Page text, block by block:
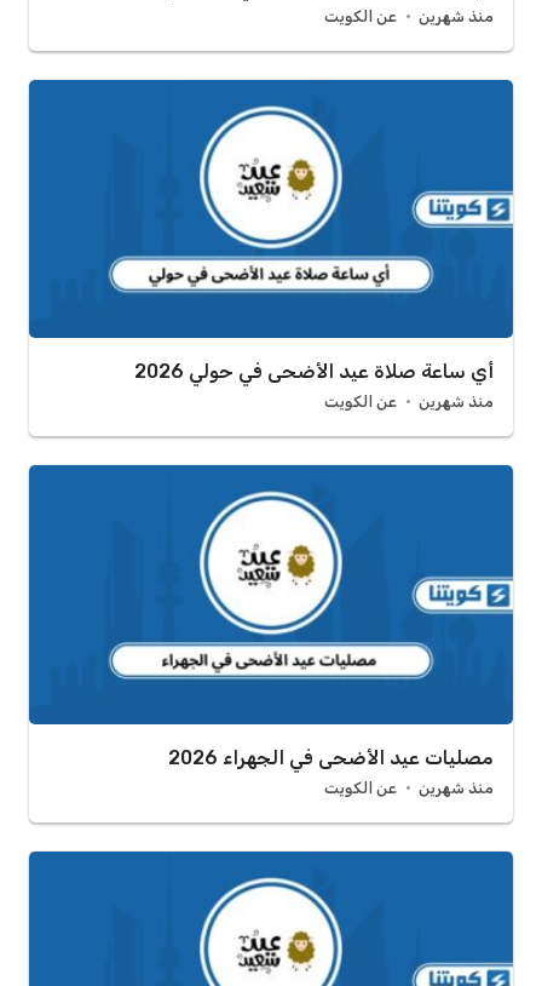
منذ شهرين عن الكويت
أي ساعة صلاة عيد الأضحى في حولي 2026
منذ شهرين عن الكويت
مصليات عيد الأضحى في الجهراء 2026
منذ شهرين عن الكويت